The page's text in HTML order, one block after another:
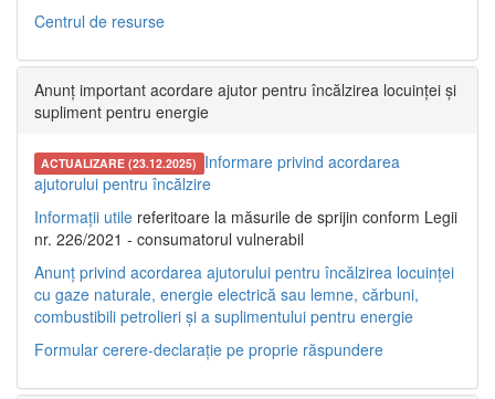
Centrul de resurse
Anunț important acordare ajutor pentru încălzirea locuinței și
supliment pentru energie
ACTUALIZARE (23.12.2025) Informare privind acordarea
ajutorului pentru încălzire
Informații utile referitoare la măsurile de sprijin conform Legii
nr. 226/2021 - consumatorul vulnerabil
Anunț privind acordarea ajutorului pentru încălzirea locuinței
cu gaze naturale, energie electrică sau lemne, cărbuni,
combustibili petrolieri și a suplimentului pentru energie
Formular cerere-declarație pe proprie răspundere